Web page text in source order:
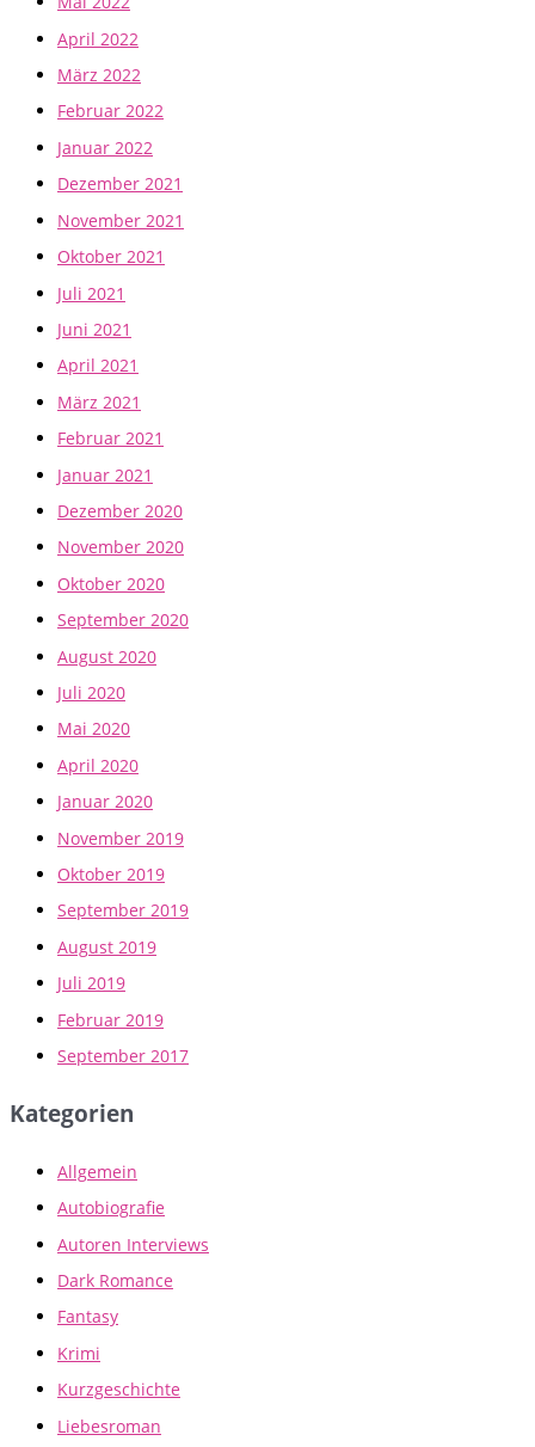
April 2022
März 2022
Februar 2022
Januar 2022
Dezember 2021
November 2021
Oktober 2021
Juli 2021
Juni 2021
April 2021
März 2021
Februar 2021
Januar 2021
Dezember 2020
November 2020
Oktober 2020
September 2020
August 2020
Juli 2020
Mai 2020
April 2020
Januar 2020
November 2019
Oktober 2019
September 2019
August 2019
Juli 2019
Februar 2019
September 2017
Kategorien
Allgemein
Autobiografie
Autoren Interviews
Dark Romance
Fantasy
Krimi
Kurzgeschichte
Liebesroman